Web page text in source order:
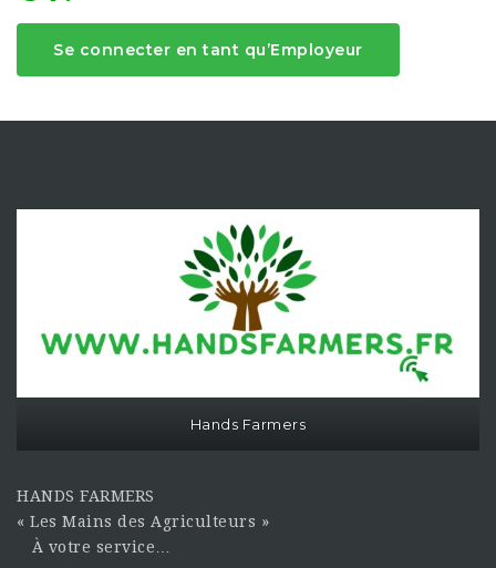
Se connecter en tant qu’Employeur
Hands Farmers
HANDS FARMERS
« Les Mains des Agriculteurs »
À votre service…